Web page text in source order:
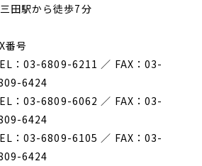
田駅から徒歩7分
番号
：03-6809-6211 ／ FAX：03-
6424
：03-6809-6062 ／ FAX：03-
6424
：03-6809-6105 ／ FAX：03-
6424